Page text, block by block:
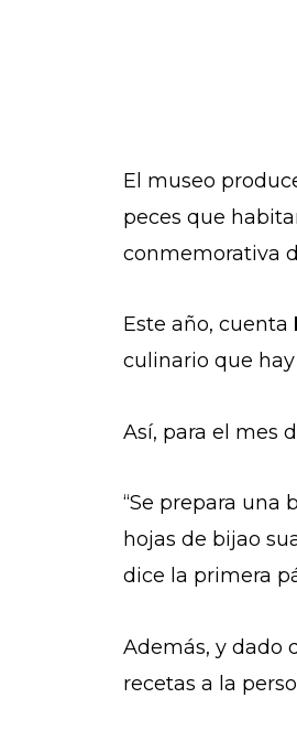
El museo
peces que
conmemorativa
Este año, cuenta
culinario que
Así, para el mes
“Se prepara una
hojas de bijao
dice la primera
Además, y dado
recetas a la